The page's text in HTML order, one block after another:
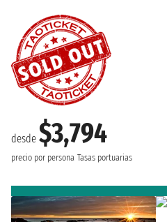
desde $3,794
precio por persona Tasas portuarias